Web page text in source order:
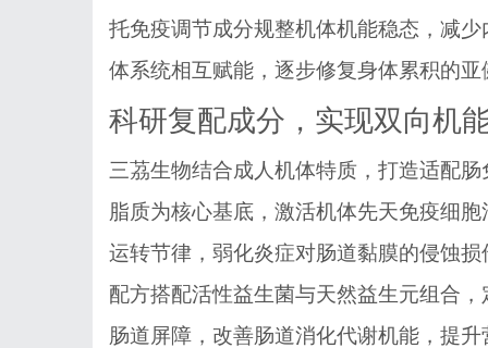
托免疫调节成分规整机体机能稳态，减
体系统相互赋能，逐步修复身体累积的
科研复配成分，实现双向机
三茘生物结合成人机体特质，打造适配
脂质为核心基底，激活机体先天免疫细
运转节律，弱化炎症对肠道黏膜的侵蚀损
配方搭配活性益生菌与天然益生元组合
肠道屏障，改善肠道消化代谢机能，提